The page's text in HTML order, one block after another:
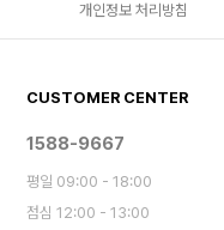
개인정보 처리방침
CUSTOMER CENTER
1588-9667
평일 09:00 - 18:00
점심 12:00 - 13:00